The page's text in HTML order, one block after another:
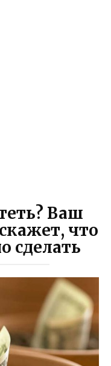
Ваш
что
сделать